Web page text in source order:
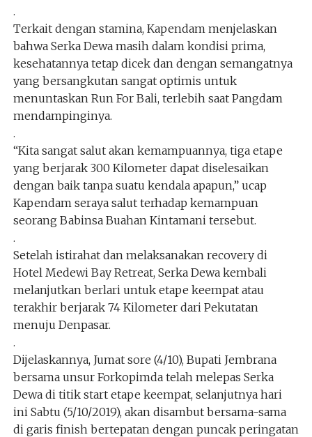
.
Terkait dengan stamina, Kapendam menjelaskan
bahwa Serka Dewa masih dalam kondisi prima,
kesehatannya tetap dicek dan dengan semangatnya
yang bersangkutan sangat optimis untuk
menuntaskan Run For Bali, terlebih saat Pangdam
mendampinginya.
.
“Kita sangat salut akan kemampuannya, tiga etape
yang berjarak 300 Kilometer dapat diselesaikan
dengan baik tanpa suatu kendala apapun,” ucap
Kapendam seraya salut terhadap kemampuan
seorang Babinsa Buahan Kintamani tersebut.
.
Setelah istirahat dan melaksanakan recovery di
Hotel Medewi Bay Retreat, Serka Dewa kembali
melanjutkan berlari untuk etape keempat atau
terakhir berjarak 74 Kilometer dari Pekutatan
menuju Denpasar.
.
Dijelaskannya, Jumat sore (4/10), Bupati Jembrana
bersama unsur Forkopimda telah melepas Serka
Dewa di titik start etape keempat, selanjutnya hari
ini Sabtu (5/10/2019), akan disambut bersama-sama
di garis finish bertepatan dengan puncak peringatan